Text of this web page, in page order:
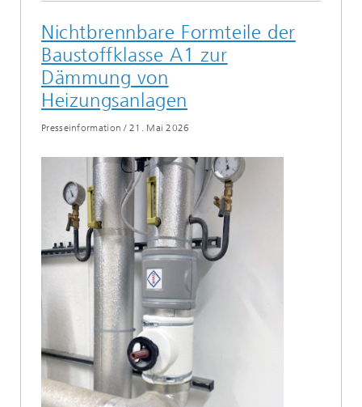
Nichtbrennbare Formteile der
Baustoffklasse A1 zur
Dämmung von
Heizungsanlagen
Presseinformation / 21. Mai 2026